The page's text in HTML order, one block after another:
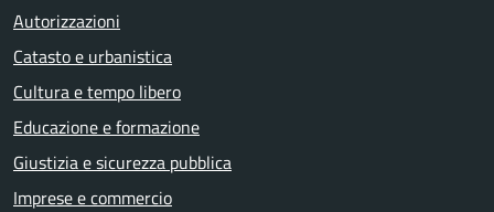
Autorizzazioni
Catasto e urbanistica
Cultura e tempo libero
Educazione e formazione
Giustizia e sicurezza pubblica
Imprese e commercio